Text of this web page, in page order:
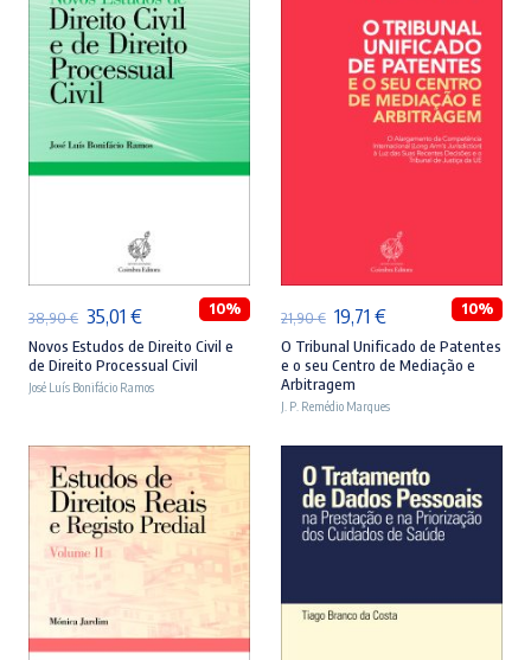
ADICIONAR
38,90€ O
preço
original
38,90 €.
35,01 €O
preço
atual
35,01 €.
10%
Novos Estudos de Direito Civil e
de Direito Processual Civil
José Luís Bonifácio Ramos
ADICIONAR
21,90€ O
preço
original
era:
21,90 €.
19,71 €O
preço
atual
é:
19,71 €.
10%
O Tribunal Unificado de Patentes
e o seu Centro de Mediação e
Arbitragem
J. P. Remédio Marques